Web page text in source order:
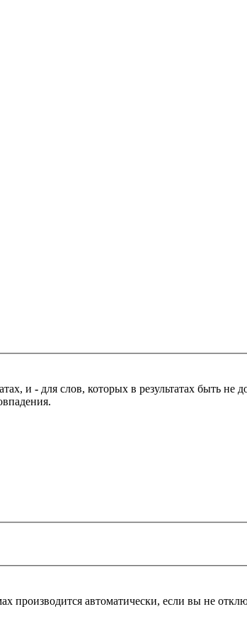
и - для слов, которых в результатах быть
производится автоматически, если вы не